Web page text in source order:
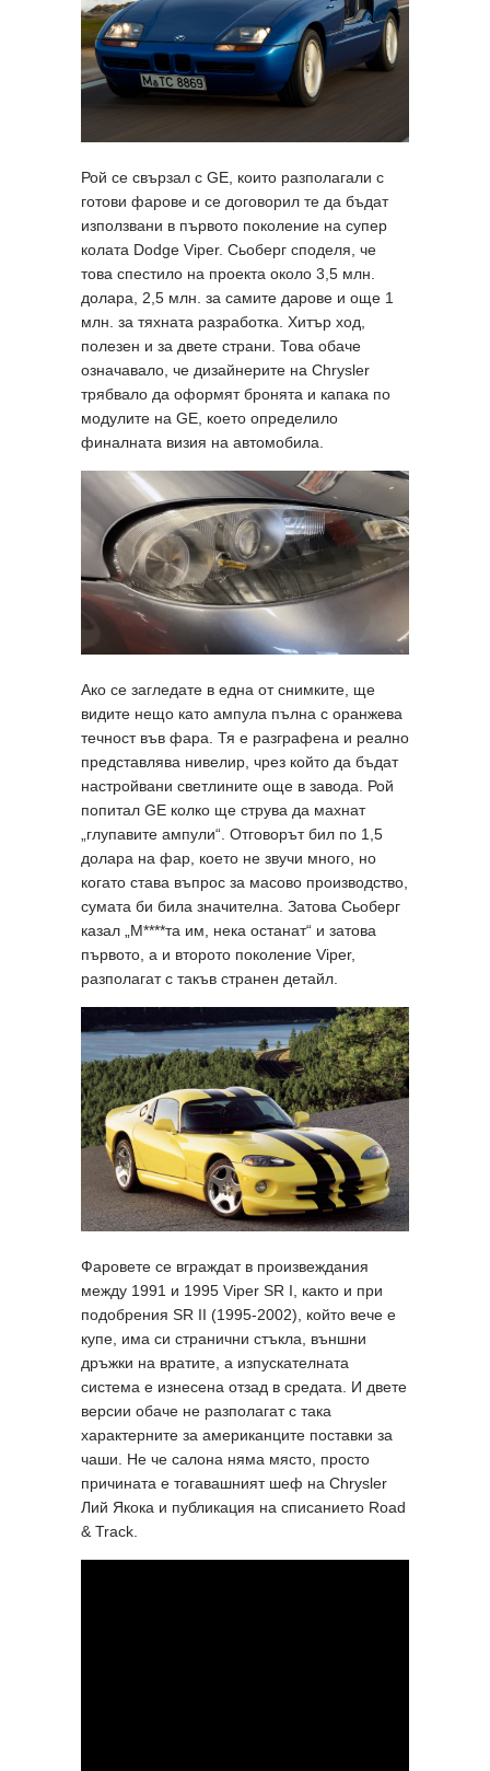
Рой се свързал с GE, които разполагали с
готови фарове и се договорил те да бъдат
използвани в първото поколение на супер
колата Dodge Viper. Сьоберг споделя, че
това спестило на проекта около 3,5 млн.
долара, 2,5 млн. за самите дарове и още 1
млн. за тяхната разработка. Хитър ход,
полезен и за двете страни. Това обаче
означавало, че дизайнерите на Chrysler
трябвало да оформят бронята и капака по
модулите на GE, което определило
финалната визия на автомобила.
Ако се загледате в една от снимките, ще
видите нещо като ампула пълна с оранжева
течност във фара. Тя е разграфена и реално
представлява нивелир, чрез който да бъдат
настройвани светлините още в завода. Рой
попитал GE колко ще струва да махнат
„глупавите ампули“. Отговорът бил по 1,5
долара на фар, което не звучи много, но
когато става въпрос за масово производство,
сумата би била значителна. Затова Сьоберг
казал „М****та им, нека останат“ и затова
първото, а и второто поколение Viper,
разполагат с такъв странен детайл.
Фаровете се вграждат в произвеждания
между 1991 и 1995 Viper SR I, както и при
подобрения SR II (1995-2002), който вече е
купе, има си странични стъкла, външни
дръжки на вратите, а изпускателната
система е изнесена отзад в средата. И двете
версии обаче не разполагат с така
характерните за американците поставки за
чаши. Не че салона няма място, просто
причината е тогавашният шеф на Chrysler
Лий Якока и публикация на списанието Road
& Track.